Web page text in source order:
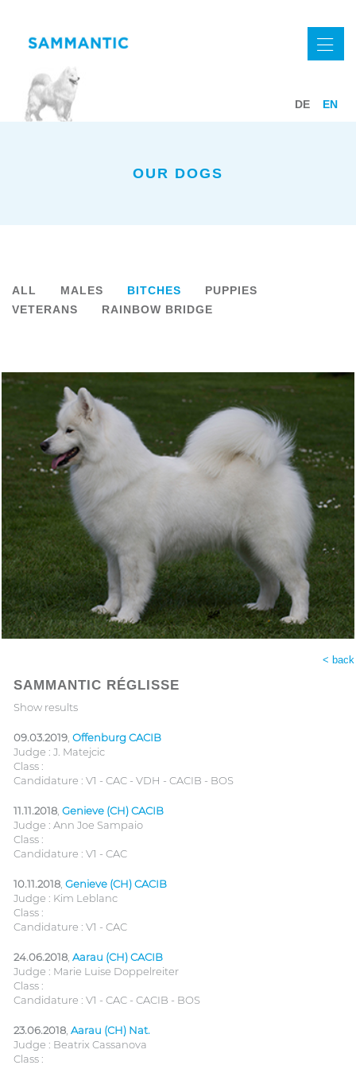
DE EN
OUR DOGS
ALL MALES BITCHES
PUPPIES
VETERANS
RAINBOW BRIDGE
< back
SAMMANTIC RÉGLISSE
Show results
09.03.2019 Offenburg CACIB
Judge : J. Matejcic
Class :
Candidature : V1 - CAC - VDH - CACIB - BOS
11.11.2018 Genieve (CH) CACIB
Judge : Ann Joe Sampaio
Class :
Candidature : V1 - CAC
10.11.2018 Genieve (CH) CACIB
Judge : Kim Leblanc
Class :
Candidature : V1 - CAC
24.06.2018 Aarau (CH) CACIB
Judge : Marie Luise Doppelreiter
Class :
Candidature : V1 - CAC - CACIB - BOS
23.06.2018 Aarau (CH) Nat.
Judge : Beatrix Cassanova
Class :